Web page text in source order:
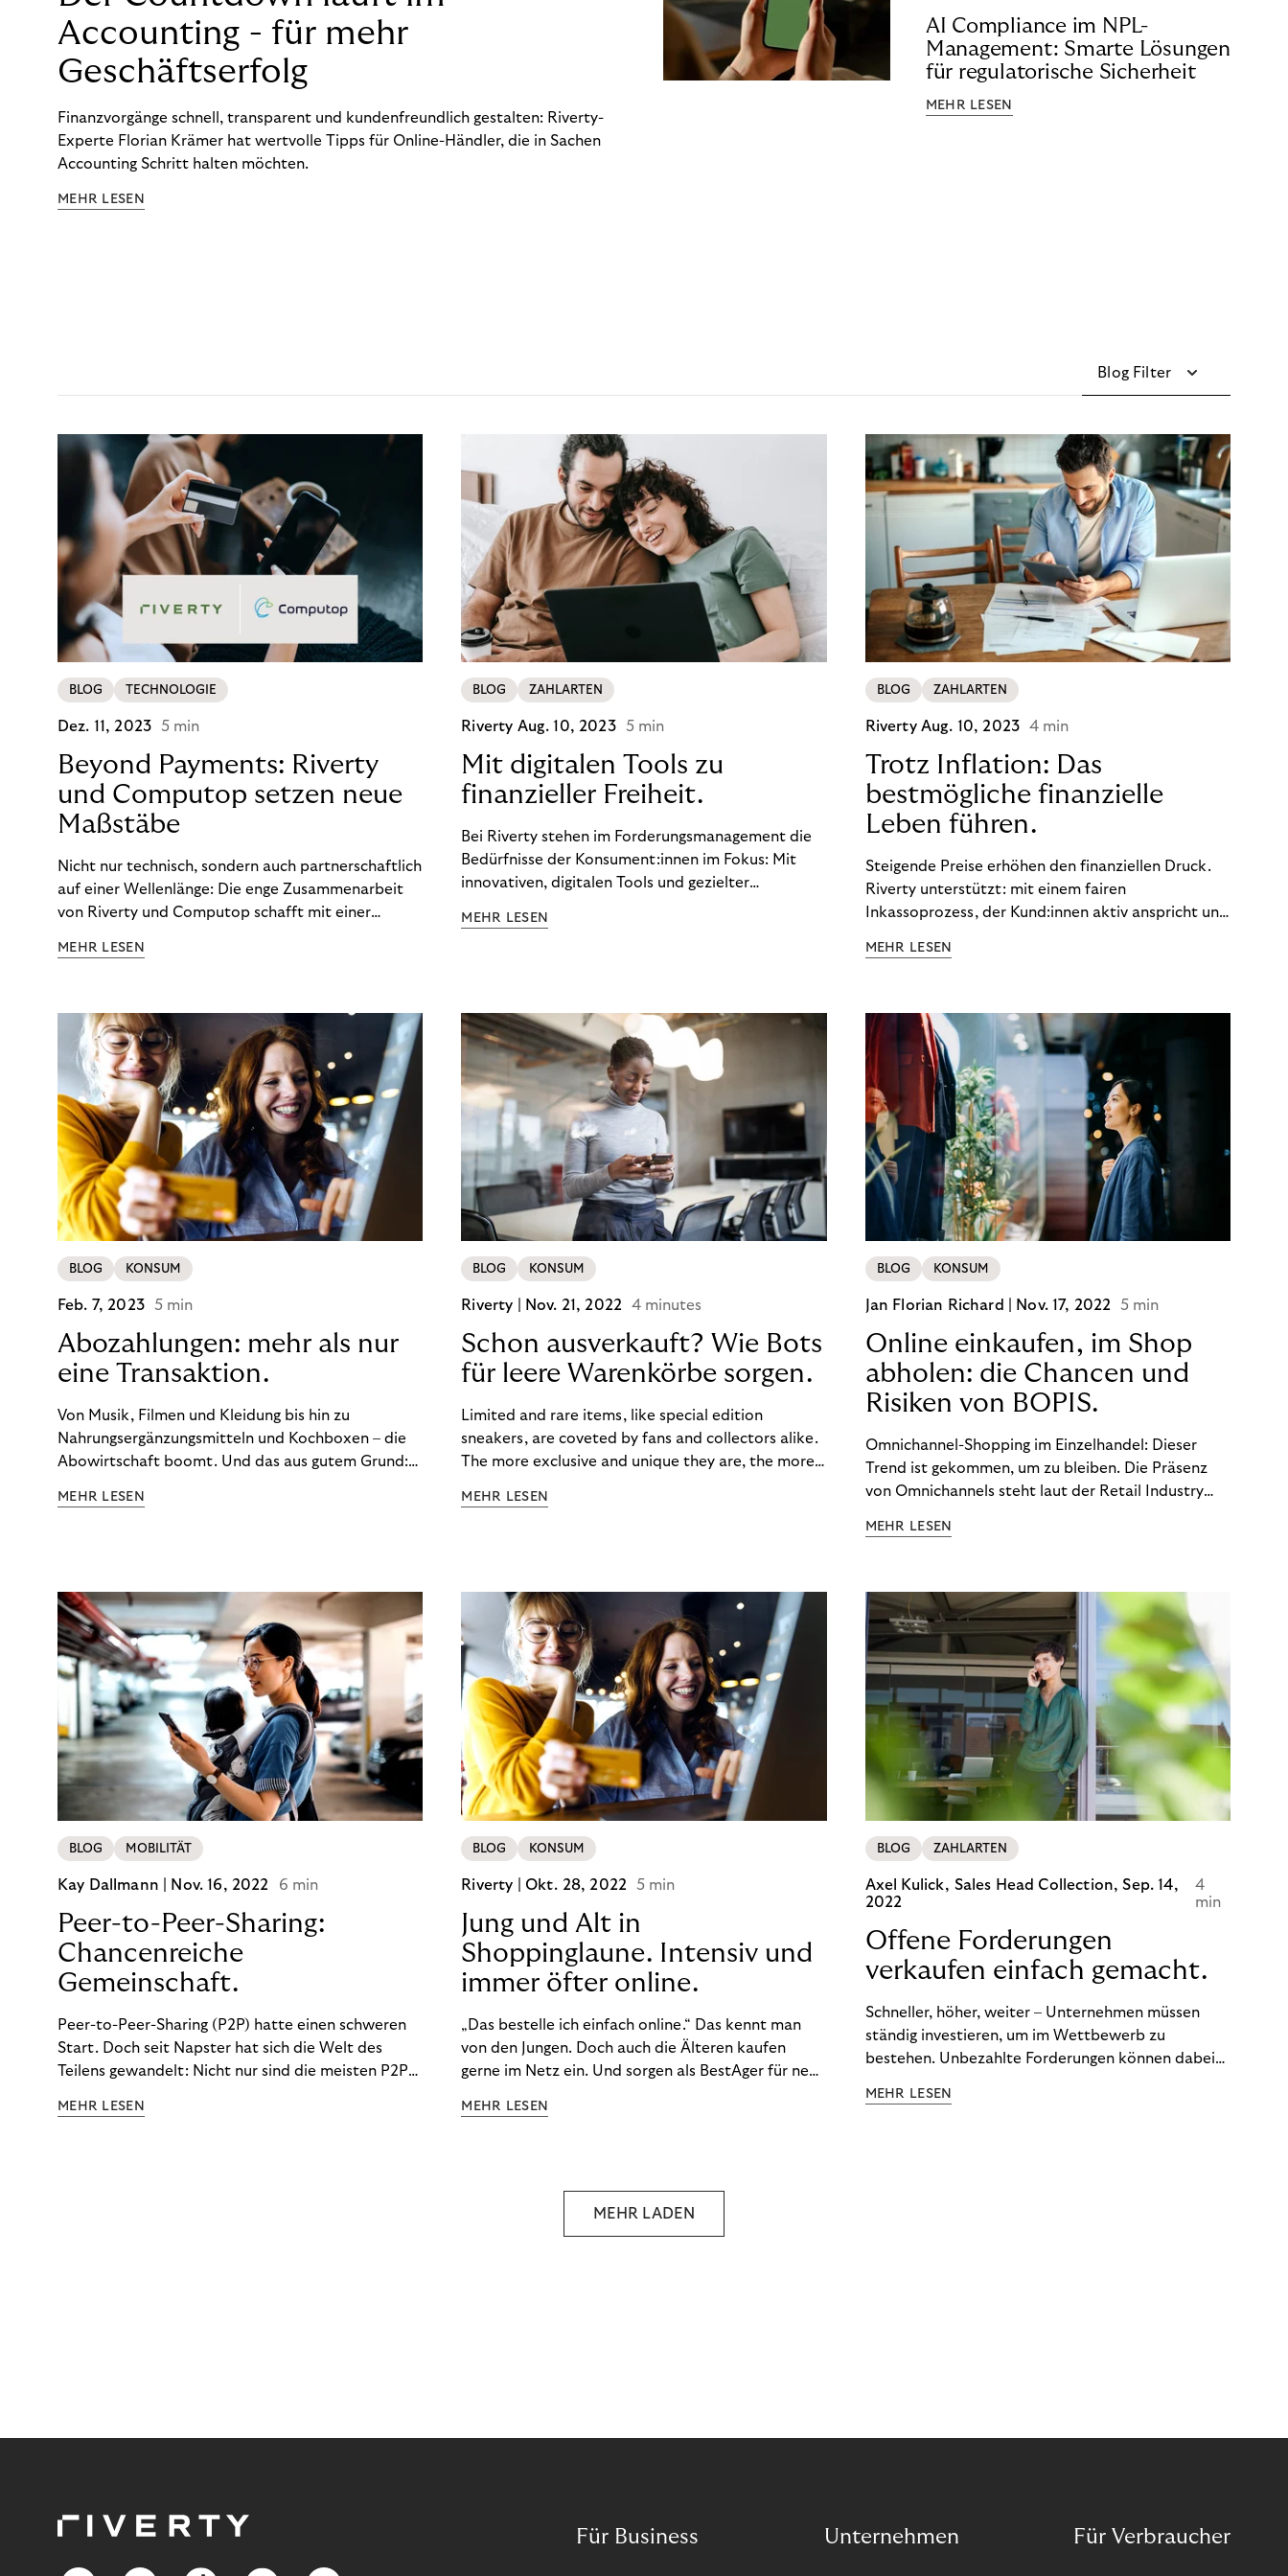
Accounting - für mehr
Geschäftserfolg
Finanzvorgänge schnell, transparent und kundenfreundlich gestalten: Riverty-
Experte Florian Krämer hat wertvolle Tipps für Online-Händler, die in Sachen
Accounting Schritt halten möchten.
MEHR LESEN
AI Compliance im NPL-
Management: Smarte Lösungen
für regulatorische Sicherheit
MEHR LESEN
Blog Filter
BLOG TECHNOLOGIE
Dez. 11, 2023 5 min
Beyond Payments: Riverty
und Computop setzen neue
Maßstäbe
Nicht nur technisch, sondern auch partnerschaftlich
auf einer Wellenlänge: Die enge Zusammenarbeit
von Riverty und Computop schafft mit einer
Zahlungsabwicklung echte Mehrwerte für Händler.
MEHR LESEN
BLOG ZAHLARTEN
Riverty Aug. 10, 2023 5 min
Mit digitalen Tools zu
finanzieller Freiheit.
Bei Riverty stehen im Forderungsmanagement die
Bedürfnisse der Konsument:innen im Fokus: Mit
innovativen, digitalen Tools und gezielter
ein Leben in finanzieller Freiheit zu führen. So
MEHR LESEN
BLOG ZAHLARTEN
Riverty Aug. 10, 2023 4 min
Trotz Inflation: Das
bestmögliche finanzielle
Leben führen.
Steigende Preise erhöhen den finanziellen Druck.
Riverty unterstützt: mit einem fairen
Inkassoprozess, der Kund:innen aktiv anspricht und
Finanzbildung ermöglicht. So bleiben Menschen
Unternehmen.
MEHR LESEN
BLOG KONSUM
Feb. 7, 2023 5 min
Abozahlungen: mehr als nur
eine Transaktion.
Von Musik, Filmen und Kleidung bis hin zu
Nahrungsergänzungsmitteln und Kochboxen – die
Abowirtschaft boomt. Und das aus gutem Grund:
wünschen. Sie ermöglichen es uns, Produkte und
entdeckt. Und das neue Geschäftsmodell rentiert
sich. Doch was genau können Sie tun, um
Abozahlungen für Ihren Erfolg zu nutzen?
MEHR LESEN
BLOG KONSUM
Riverty | Nov. 21, 2022 4 minutes
Schon ausverkauft? Wie Bots
für leere Warenkörbe sorgen.
Limited and rare items, like special edition
sneakers, are coveted by fans and collectors alike.
The more exclusive and unique they are, the more
industry uses artificial scarcity, also known as a
value. You might be thinking, “Kerching!”. But this is
really an unwanted side effect – one which more
and more companies are taking technical steps to
tackle.
MEHR LESEN
BLOG KONSUM
Jan Florian Richard | Nov. 17, 2022 5 min
Online einkaufen, im Shop
abholen: die Chancen und
Risiken von BOPIS.
Omnichannel-Shopping im Einzelhandel: Dieser
Trend ist gekommen, um zu bleiben. Die Präsenz
von Omnichannels steht laut der Retail Industry
nicht mehr verzichtet werden kann. Ein fester
online ein und holen die Ware im Shop ab. BOPIS
bietet zwar viele Vorteile, hat aber auch seinen
Preis. Potenzielle Betrugsfälle oder zusätzliche
Betriebskosten sind nur einige der Risiken. Ist es
das also wert? Wir stellen die Vor- und Nachteile
von BOPIS vor.
MEHR LESEN
BLOG MOBILITÄT
Kay Dallmann | Nov. 16, 2022 6 min
Peer-to-Peer-Sharing:
Chancenreiche
Gemeinschaft.
Peer-to-Peer-Sharing (P2P) hatte einen schweren
Start. Doch seit Napster hat sich die Welt des
Teilens gewandelt: Nicht nur sind die meisten P2P-
wird, hat sich geändert. Das bietet Unternehmen
MEHR LESEN
BLOG KONSUM
Riverty | Okt. 28, 2022 5 min
Jung und Alt in
Shoppinglaune. Intensiv und
immer öfter online.
„Das bestelle ich einfach online.“ Das kennt man
von den Jungen. Doch auch die Älteren kaufen
gerne im Netz ein. Und sorgen als BestAger für neue
von der Generation Z. Wir haben genauer
MEHR LESEN
BLOG ZAHLARTEN
Axel Kulick, Sales Head Collection,Sep. 14,
2022
4
min
Offene Forderungen
verkaufen einfach gemacht.
Schneller, höher, weiter – Unternehmen müssen
ständig investieren, um im Wettbewerb zu
bestehen. Unbezahlte Forderungen können dabei
leiden. Und die Kosten für das
MEHR LESEN
MEHR LADEN
Für Business Unternehmen Für Verbraucher